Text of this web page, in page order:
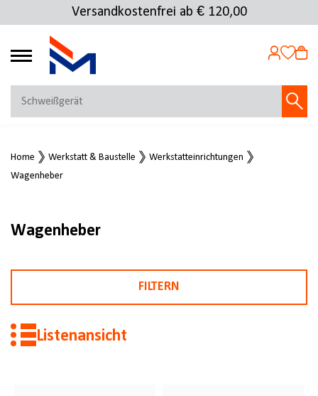
Versandkostenfrei ab € 120,00
4.69
MEIN KONTO
Jetzt anmelden
Home Werkstatt & Baustelle
Werkstatteinrichtungen
Wagenheber
Wagenheber
FILTERN
Listenansicht